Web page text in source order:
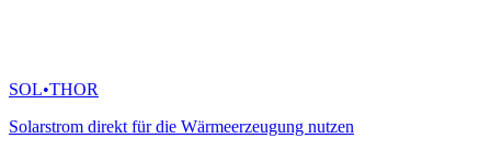
SOL•THOR
Solarstrom direkt für die Wärmeerzeugung nutzen